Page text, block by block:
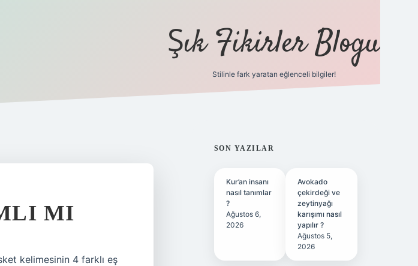
Şık Fikirler Blogu
Stilinle fark yaratan eğlenceli bilgiler!
MI
kelimesinin 4 farklı eş
SIDEBAR
SON YAZILAR
Kur’an insanı
nasıl tanımlar
?
Ağustos 6,
2026
Avokado
çekirdeği ve
zeytinyağı
karışımı nasıl
yapılır ?
Ağustos 5,
2026